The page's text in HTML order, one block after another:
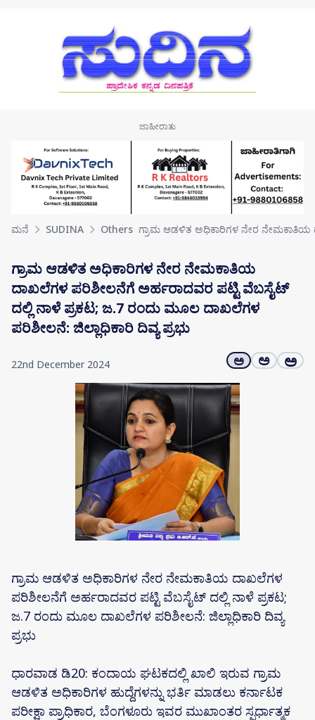
ಮನೆ SUDINA Others ಗ್ರಾಮ ಆಡಳಿತ ಅಧಿಕಾರಿಗಳ ನೇರ
ಗ್ರಾಮ ಆಡಳಿತ ಅಧಿಕಾರಿಗಳ ನೇರ ನೇಮಕಾತಿಯ
ದಾಖಲೆಗಳ ಪರಿಶೀಲನೆಗೆ ಅರ್ಹರಾದವರ ಪಟ್ಟಿ ವೆಬಸೈಟ್
ದಲ್ಲಿ ನಾಳೆ ಪ್ರಕಟ; ಜ.7 ರಂದು ಮೂಲ ದಾಖಲೆಗಳ
ಪರಿಶೀಲನೆ: ಜಿಲ್ಲಾಧಿಕಾರಿ ದಿವ್ಯ ಪ್ರಭು
22nd December 2024 ಅ ಅ ಅ
ಗ್ರಾಮ ಆಡಳಿತ ಅಧಿಕಾರಿಗಳ ನೇರ ನೇಮಕಾತಿಯ ದಾಖಲೆಗಳ
ಪರಿಶೀಲನೆಗೆ ಅರ್ಹರಾದವರ ಪಟ್ಟಿ ವೆಬಸೈಟ್ ದಲ್ಲಿ ನಾಳೆ ಪ್ರಕಟ;
ಜ.7 ರಂದು ಮೂಲ ದಾಖಲೆಗಳ ಪರಿಶೀಲನೆ: ಜಿಲ್ಲಾಧಿಕಾರಿ ದಿವ್ಯ
ಪ್ರಭು
ಧಾರವಾಡ ಡಿ‌20: ಕಂದಾಯ ಘಟಕದಲ್ಲಿ ಖಾಲಿ ಇರುವ ಗ್ರಾಮ
ಆಡಳಿತ ಅಧಿಕಾರಿಗಳ ಹುದ್ದೆಗಳನ್ನು ಭರ್ತಿ ಮಾಡಲು ಕರ್ನಾಟಕ
ಪರೀಕ್ಷಾ ಪ್ರಾಧಿಕಾರ, ಬೆಂಗಳೂರು ಇವರ ಮುಖಾಂತರ ಸ್ಪರ್ಧಾತ್ಮಕ